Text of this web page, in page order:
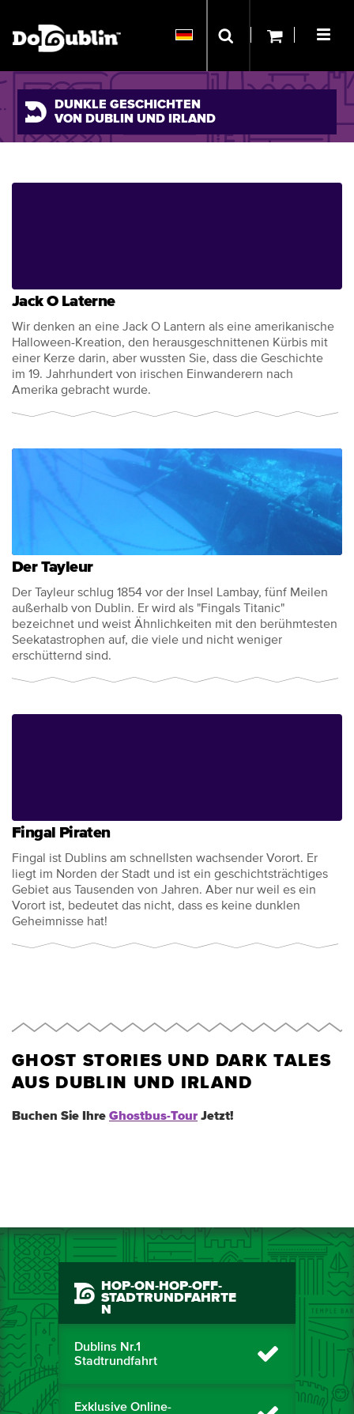
DUNKLE GESCHICHTEN
VON DUBLIN UND IRLAND
Jack O Laterne
Wir denken an eine Jack O Lantern als eine amerikanische
Halloween-Kreation, den herausgeschnittenen Kürbis mit
einer Kerze darin, aber wussten Sie, dass die Geschichte
im 19. Jahrhundert von irischen Einwanderern nach
Amerika gebracht wurde.
Der Tayleur
Der Tayleur schlug 1854 vor der Insel Lambay, fünf Meilen
außerhalb von Dublin. Er wird als "Fingals Titanic"
bezeichnet und weist Ähnlichkeiten mit den berühmtesten
Seekatastrophen auf, die viele und nicht weniger
erschütternd sind.
Fingal Piraten
Fingal ist Dublins am schnellsten wachsender Vorort. Er
liegt im Norden der Stadt und ist ein geschichtsträchtiges
Gebiet aus Tausenden von Jahren. Aber nur weil es ein
Vorort ist, bedeutet das nicht, dass es keine dunklen
Geheimnisse hat!
GHOST STORIES UND DARK TALES
AUS DUBLIN UND IRLAND
Buchen Sie Ihre Ghostbus-Tour Jetzt!
HOP-ON-HOP-OFF-
STADTRUNDFAHRTE
N
Dublins Nr.1
Stadtrundfahrt
Exklusive Online-